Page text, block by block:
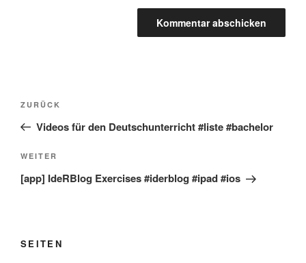
Beitragsnavigation
Vorheriger
Beitrag
ZURÜCK
Videos für den Deutschunterricht #liste #bachelor
Nächster
Beitrag
WEITER
[app] IdeRBlog Exercises #iderblog #ipad #ios
SEITEN